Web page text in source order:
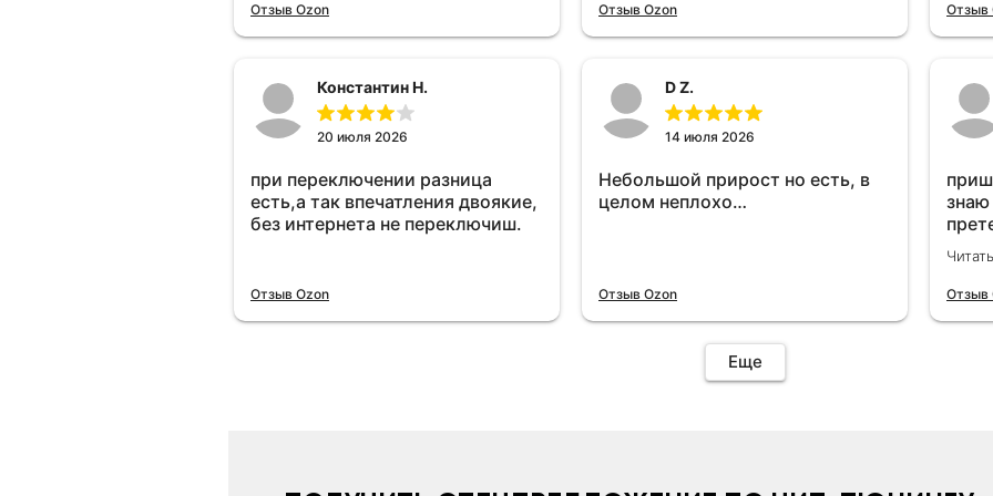
Отзыв Ozon
отключу и посмотрю, что будет
Отзыв Ozon Отзыв
Константин Н.
20 июля 2026
при переключении разница
есть,а так впечатления двоякие,
без интернета не переключиш.
Отзыв Ozon
D Z.
14 июля 2026
Небольшой прирост но есть, в
целом неплохо…
Отзыв Ozon
знаю
Отзыв
Еще